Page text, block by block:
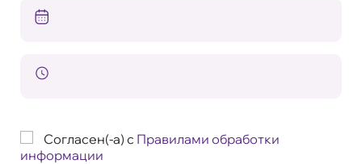
Согласен(-а) с Правилами обработки
информации